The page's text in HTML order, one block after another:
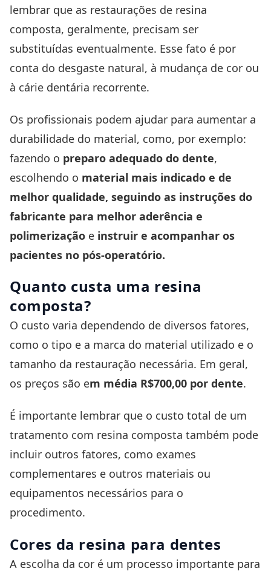
lembrar que as restaurações de resina
composta, geralmente, precisam ser
substituídas eventualmente. Esse fato é por
conta do desgaste natural, à mudança de cor ou
à cárie dentária recorrente.
Os profissionais podem ajudar para aumentar a
durabilidade do material, como, por exemplo:
fazendo o preparo adequado do dente,
escolhendo o material mais indicado e de
melhor qualidade, seguindo as instruções do
fabricante para melhor aderência e
polimerização e instruir e acompanhar os
pacientes no pós-operatório.
Quanto custa uma resina
composta?
O custo varia dependendo de diversos fatores,
como o tipo e a marca do material utilizado e o
tamanho da restauração necessária. Em geral,
os preços são em média R$700,00 por dente.
É importante lembrar que o custo total de um
tratamento com resina composta também pode
incluir outros fatores, como exames
complementares e outros materiais ou
equipamentos necessários para o
procedimento.
Cores da resina para dentes
A escolha da cor é um processo importante para